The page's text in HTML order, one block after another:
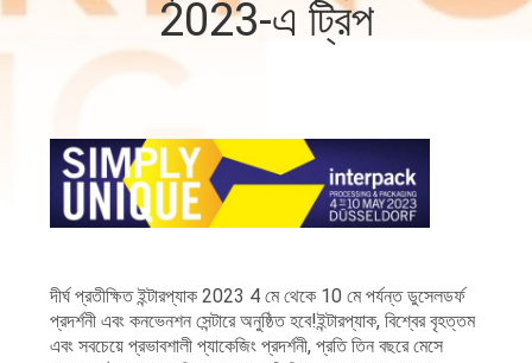
নিয়ন্ত্রণ
সাথে
যোগাযোগ
করুন
2023-এ ট্রিপ
দীর্ঘ প্রতীক্ষিত ইন্টারপ্যাক 2023 4 মে থেকে 10 মে পর্যন্ত ডুসেলডর্ফ
প্রদর্শনী এবং কনভেনশন সেন্টারে অনুষ্ঠিত হবে!ইন্টারপ্যাক, বিশ্বের বৃহত্তম
এবং সবচেয়ে প্রভাবশালী প্যাকেজিং প্রদর্শনী, প্রতি তিন বছরে মেসে